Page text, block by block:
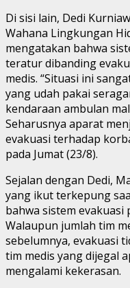
Di sisi lain, Dedi
Wahana Lingkungan
mengatakan bahwa
teratur dibanding
medis. “Situasi ini
yang udah pakai
kendaraan ambulan
Seharusnya aparat
evakuasi terhadap
pada Jumat (23/8).
Sejalan dengan Dedi,
yang ikut terkepung
bahwa sistem evakuasi
Walaupun jumlah tim
sebelumnya, evakuasi
tim medis yang dijegal
mengalami kekerasan.